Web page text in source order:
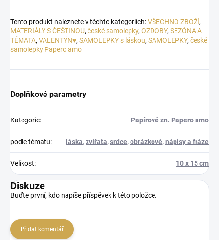
Tento produkt naleznete v těchto kategoriích:VŠECHNO ZBOŽÍ,
MATERIÁLY S ČEŠTINOU, české samolepky, OZDOBY, SEZÓNA A
TÉMATA, VALENTÝN♥, SAMOLEPKY s láskou, SAMOLEPKY, české
samolepky Papero amo
Doplňkové parametry
Kategorie: Papírové zn. Papero amo
podle tématu: láska,zvířata,srdce,obrázkové,nápisy a fráze
Velikost: 10 x 15 cm
Diskuze
Buďte první, kdo napíše příspěvek k této položce.
Přidat komentář